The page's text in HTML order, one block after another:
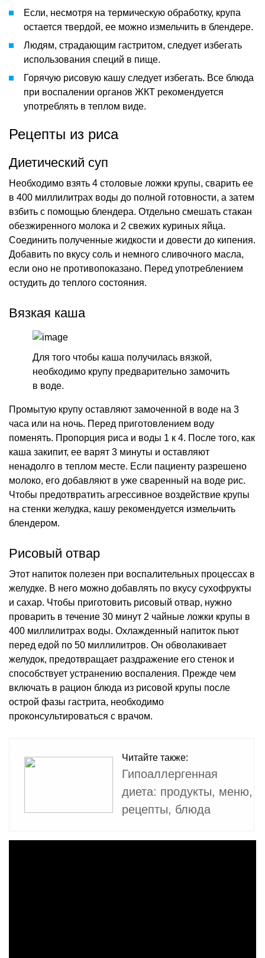
Если, несмотря на термическую обработку, крупа
остается твердой, ее можно измельчить в блендере.
Людям, страдающим гастритом, следует избегать
использования специй в пище.
Горячую рисовую кашу следует избегать. Все блюда
при воспалении органов ЖКТ рекомендуется
употреблять в теплом виде.
Рецепты из риса
Диетический суп
Необходимо взять 4 столовые ложки крупы, сварить ее
в 400 миллилитрах воды до полной готовности, а затем
взбить с помощью блендера. Отдельно смешать стакан
обезжиренного молока и 2 свежих куриных яйца.
Соединить полученные жидкости и довести до кипения.
Добавить по вкусу соль и немного сливочного масла,
если оно не противопоказано. Перед употреблением
остудить до теплого состояния.
Вязкая каша
Для того чтобы каша получилась вязкой,
необходимо крупу предварительно замочить
в воде.
Промытую крупу оставляют замоченной в воде на 3
часа или на ночь. Перед приготовлением воду
поменять. Пропорция риса и воды 1 к 4. После того, как
каша закипит, ее варят 3 минуты и оставляют
ненадолго в теплом месте. Если пациенту разрешено
молоко, его добавляют в уже сваренный на воде рис.
Чтобы предотвратить агрессивное воздействие крупы
на стенки желудка, кашу рекомендуется измельчить
блендером.
Рисовый отвар
Этот напиток полезен при воспалительных процессах в
желудке. В него можно добавлять по вкусу сухофрукты
и сахар. Чтобы приготовить рисовый отвар, нужно
проварить в течение 30 минут 2 чайные ложки крупы в
400 миллилитрах воды. Охлажденный напиток пьют
перед едой по 50 миллилитров. Он обволакивает
желудок, предотвращает раздражение его стенок и
способствует устранению воспаления. Прежде чем
включать в рацион блюда из рисовой крупы после
острой фазы гастрита, необходимо
проконсультироваться с врачом.
Читайте также:
Гипоаллергенная
диета: продукты, меню,
рецепты, блюда